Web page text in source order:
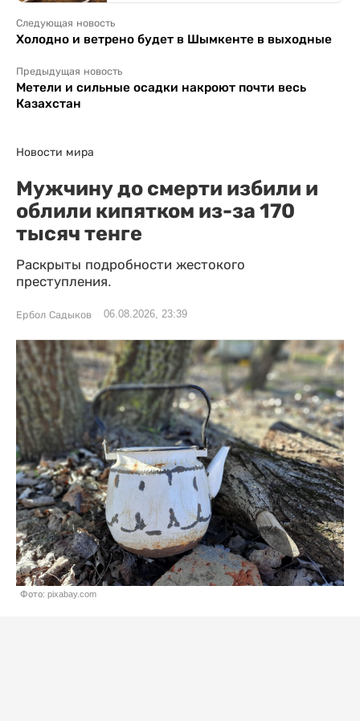
Следующая новость
Холодно и ветрено будет в Шымкенте в выходные
Предыдущая новость
Метели и сильные осадки накроют почти весь
Казахстан
Новости мира
Мужчину до смерти избили и
облили кипятком из-за 170
тысяч тенге
Раскрыты подробности жестокого
преступления.
Ербол Садыков 06.08.2026, 23:39
Фото: pixabay.com